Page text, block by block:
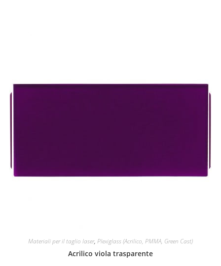
Materiali per il taglio laser, Plexiglass (Acrilico, PMMA, Green Cast)
Acrilico viola trasparente